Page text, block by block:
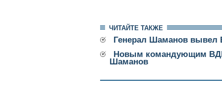
ЧИТАЙТЕ ТАКЖЕ
Генерал Шаманов
Новым командующим
Шаманов